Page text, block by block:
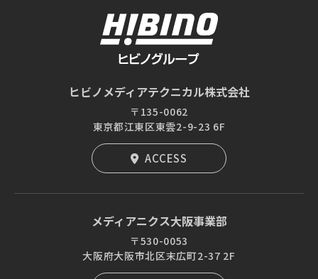
ヒビノメディアテクニカル株式会社
〒135-0062
東京都江東区東雲2-9-23 6F
ACCESS
メディアニクス大阪事業部
〒530-0053
大阪府大阪市北区末広町2-37 2F